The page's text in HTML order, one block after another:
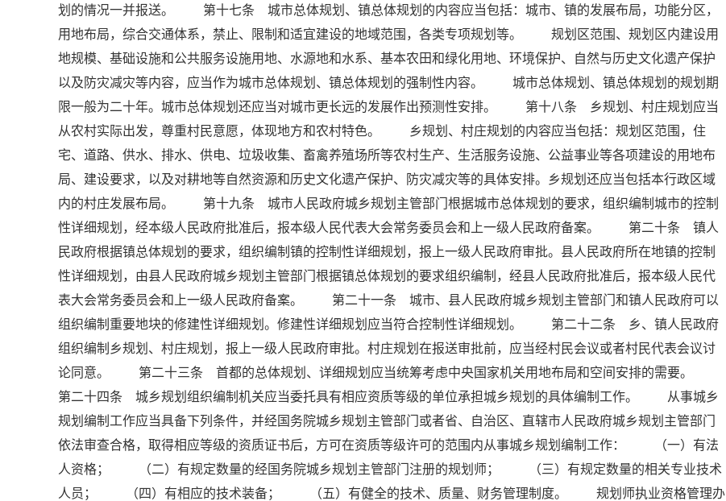
划的情况一并报送。 第十七条 城市总体规划、镇总体规划的内容应当包括：城市、镇的发展布局，功能分区，
用地布局，综合交通体系，禁止、限制和适宜建设的地域范围，各类专项规划等。 规划区范围、规划区内建设用
地规模、基础设施和公共服务设施用地、水源地和水系、基本农田和绿化用地、环境保护、自然与历史文化遗产保护
以及防灾减灾等内容，应当作为城市总体规划、镇总体规划的强制性内容。 城市总体规划、镇总体规划的规划期
限一般为二十年。城市总体规划还应当对城市更长远的发展作出预测性安排。 第十八条 乡规划、村庄规划应当
从农村实际出发，尊重村民意愿，体现地方和农村特色。 乡规划、村庄规划的内容应当包括：规划区范围，住
宅、道路、供水、排水、供电、垃圾收集、畜禽养殖场所等农村生产、生活服务设施、公益事业等各项建设的用地布
局、建设要求，以及对耕地等自然资源和历史文化遗产保护、防灾减灾等的具体安排。乡规划还应当包括本行政区域
内的村庄发展布局。 第十九条 城市人民政府城乡规划主管部门根据城市总体规划的要求，组织编制城市的控制
性详细规划，经本级人民政府批准后，报本级人民代表大会常务委员会和上一级人民政府备案。 第二十条 镇人
民政府根据镇总体规划的要求，组织编制镇的控制性详细规划，报上一级人民政府审批。县人民政府所在地镇的控制
性详细规划，由县人民政府城乡规划主管部门根据镇总体规划的要求组织编制，经县人民政府批准后，报本级人民代
表大会常务委员会和上一级人民政府备案。 第二十一条 城市、县人民政府城乡规划主管部门和镇人民政府可以
组织编制重要地块的修建性详细规划。修建性详细规划应当符合控制性详细规划。 第二十二条 乡、镇人民政府
组织编制乡规划、村庄规划，报上一级人民政府审批。村庄规划在报送审批前，应当经村民会议或者村民代表会议讨
论同意。 第二十三条 首都的总体规划、详细规划应当统筹考虑中央国家机关用地布局和空间安排的需要。
第二十四条 城乡规划组织编制机关应当委托具有相应资质等级的单位承担城乡规划的具体编制工作。 从事城乡
规划编制工作应当具备下列条件，并经国务院城乡规划主管部门或者省、自治区、直辖市人民政府城乡规划主管部门
依法审查合格，取得相应等级的资质证书后，方可在资质等级许可的范围内从事城乡规划编制工作： （一）有法
人资格； （二）有规定数量的经国务院城乡规划主管部门注册的规划师； （三）有规定数量的相关专业技术
人员； （四）有相应的技术装备； （五）有健全的技术、质量、财务管理制度。 规划师执业资格管理办